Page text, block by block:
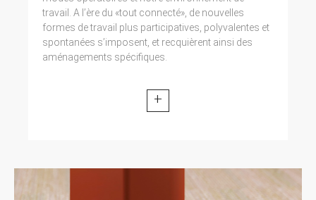
travail. A l’ère du «tout connecté», de nouvelles
formes de travail plus participatives, polyvalentes et
spontanées s’imposent, et recquièrent ainsi des
aménagements spécifiques.
+